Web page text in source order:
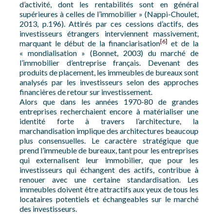
d’activité, dont les rentabilités sont en général
supérieures à celles de l’immobilier » (Nappi-Choulet,
2013, p.196). Attirés par ces cessions d’actifs, des
investisseurs étrangers interviennent massivement,
marquant le début de la financiarisation[6] et de la
« mondialisation » (Bonnet, 2003) du marché de
l’immobilier d’entreprise français. Devenant des
produits de placement, les immeubles de bureaux sont
analysés par les investisseurs selon des approches
financières de retour sur investissement.
Alors que dans les années 1970-80 de grandes
entreprises recherchaient encore à matérialiser une
identité forte à travers l’architecture, la
marchandisation implique des architectures beaucoup
plus consensuelles. Le caractère stratégique que
prend l’immeuble de bureaux, tant pour les entreprises
qui externalisent leur immobilier, que pour les
investisseurs qui échangent des actifs, contribue à
renouer avec une certaine standardisation. Les
immeubles doivent être attractifs aux yeux de tous les
locataires potentiels et échangeables sur le marché
des investisseurs.